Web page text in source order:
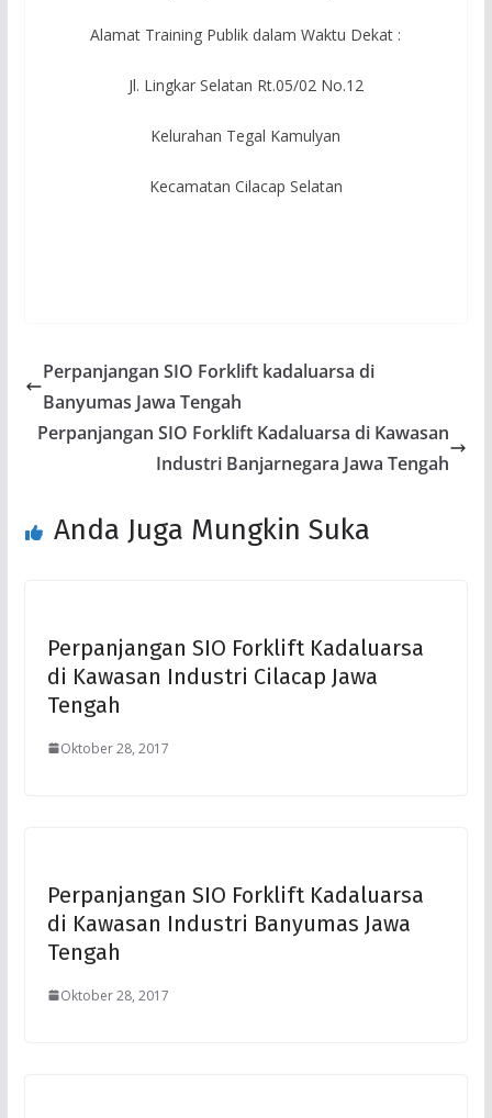
Alamat Training Publik dalam Waktu Dekat :
Jl. Lingkar Selatan Rt.05/02 No.12
Kelurahan Tegal Kamulyan
Kecamatan Cilacap Selatan
Perpanjangan SIO Forklift kadaluarsa di
Banyumas Jawa Tengah
Perpanjangan SIO Forklift Kadaluarsa di Kawasan
Industri Banjarnegara Jawa Tengah
Anda Juga Mungkin Suka
Perpanjangan SIO Forklift Kadaluarsa
di Kawasan Industri Cilacap Jawa
Tengah
Oktober 28, 2017
Perpanjangan SIO Forklift Kadaluarsa
di Kawasan Industri Banyumas Jawa
Tengah
Oktober 28, 2017